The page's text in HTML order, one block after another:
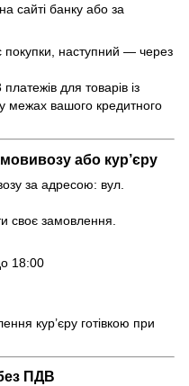
сайті банку або за
покупки, наступний — через
для товарів із
межах вашого кредитного
або кур’єру
за адресою: вул.
своє замовлення.
18:00
кур’єру готівкою при
ПДВ